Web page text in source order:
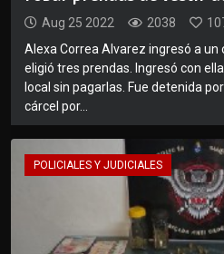
Aug 25 2022 2038
Alexa Correa Alvarez ingresó a un
eligió tres prendas. Ingresó con
local sin pagarlas. Fue detenida
cárcel por...
POLICIALES Y JUDICIALES